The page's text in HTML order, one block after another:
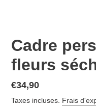
Cadre
fleurs
Prix
normal
€34,90
Taxes incluses. Frais